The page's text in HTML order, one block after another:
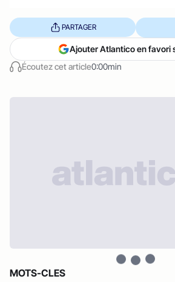
Écoutez cet article0:00min
PARTAGER
Ajouter Atlantico en favori
MOTS-CLES